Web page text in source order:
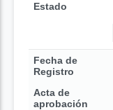
Estado
Fecha de
Registro
Acta de
aprobación